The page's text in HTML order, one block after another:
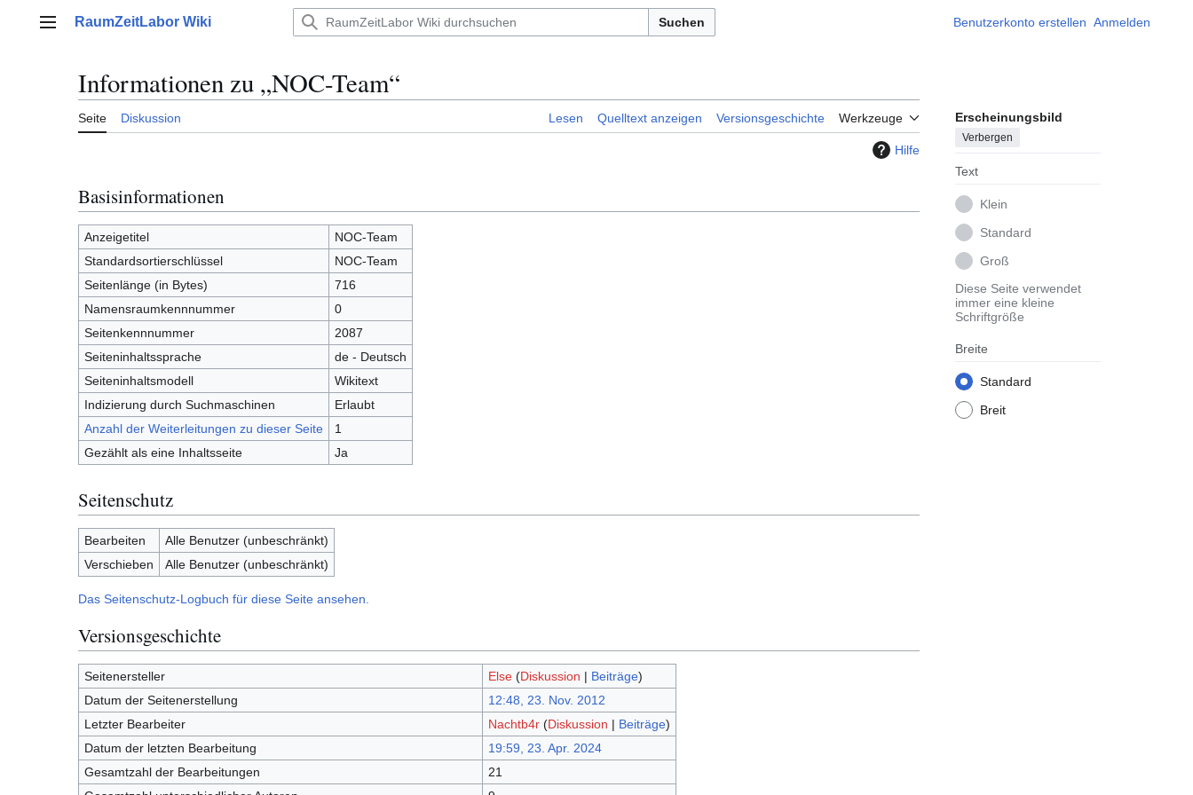
Hauptmenü
RaumZeitLabor Wiki Suchen Benutzerkonto erstellen Anmelden
Informationen zu „NOC-Team“
Seite Diskussion Lesen Quelltext anzeigen Versionsgeschichte Werkzeuge Erscheinungsbild
Verbergen
Text
Klein
Standard
Groß
Diese Seite verwendet
immer eine kleine
Schriftgröße
Breite
Standard
Breit
Hilfe
Basisinformationen
Anzeigetitel
NOC-Team
Standardsortierschlüssel
NOC-Team
Seitenlänge (in Bytes)
716
Namensraumkennnummer
0
Seitenkennnummer
2087
Seiteninhaltssprache
de - Deutsch
Seiteninhaltsmodell
Wikitext
Indizierung durch Suchmaschinen
Erlaubt
Anzahl der Weiterleitungen zu dieser Seite
1
Gezählt als eine Inhaltsseite
Ja
Seitenschutz
Bearbeiten
Alle Benutzer (unbeschränkt)
Verschieben
Alle Benutzer (unbeschränkt)
Das Seitenschutz-Logbuch für diese Seite ansehen.
Versionsgeschichte
Seitenersteller Else (Diskussion | Beiträge)
Datum der Seitenerstellung
12:48, 23. Nov. 2012
Letzter Bearbeiter
Nachtb4r (Diskussion | Beiträge)
Datum der letzten Bearbeitung
19:59, 23. Apr. 2024
Gesamtzahl der Bearbeitungen
21